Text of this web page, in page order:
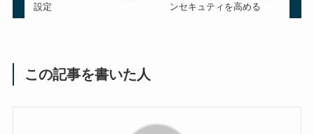
設定
ンセキュティを高める
この記事を書いた人